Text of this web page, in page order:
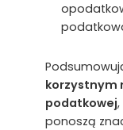
korzystnym
podatkowej
ponoszą